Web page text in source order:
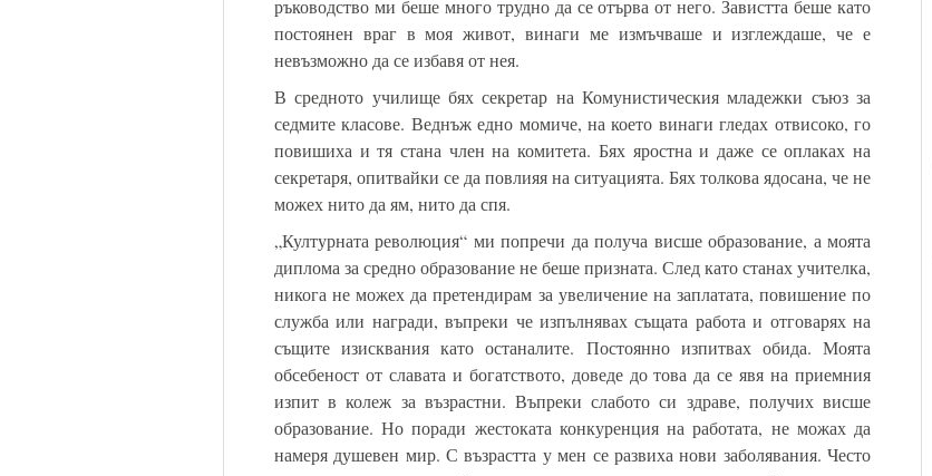
ръководство ми беше много трудно да се отърва от него. Завистта беше като
постоянен враг в моя живот, винаги ме измъчваше и изглеждаше, че е
невъзможно да се избавя от нея.
В средното училище бях секретар на Комунистическия младежки съюз за
седмите класове. Веднъж едно момиче, на което винаги гледах отвисоко, го
повишиха и тя стана член на комитета. Бях яростна и даже се оплаках на
секретаря, опитвайки се да повлияя на ситуацията. Бях толкова ядосана, че не
можех нито да ям, нито да спя.
„Културната революция“ ми попречи да получа висше образование, а моята
диплома за средно образование не беше призната. След като станах учителка,
никога не можех да претендирам за увеличение на заплатата, повишение по
служба или награди, въпреки че изпълнявах същата работа и отговарях на
същите изисквания като останалите. Постоянно изпитвах обида. Моята
обсебеност от славата и богатството, доведе до това да се явя на приемния
изпит в колеж за възрастни. Въпреки слабото си здраве, получих висше
образование. Но поради жестоката конкуренция на работата, не можах да
намеря душевен мир. С възрастта у мен се развиха нови заболявания. Често